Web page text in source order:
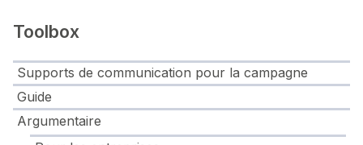
Toolbox
Supports de communication pour la campagne
Guide
Argumentaire